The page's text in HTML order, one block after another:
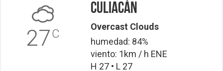
27C
Culiacán
Overcast Clouds
humedad: 84%
viento: 1km / h ENE
H 27 • L 27